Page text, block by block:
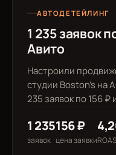
АВТОДЕТЕЙЛИНГ
1 235 заявок
Авито
Настроили
студии Boston's на
235 заявок по 156 ₽
1 235
заявок
156 ₽
цена заявкиROAS